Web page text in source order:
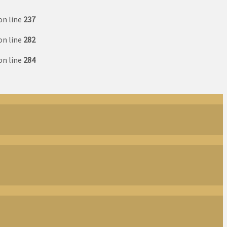
line 237
line 282
line 284